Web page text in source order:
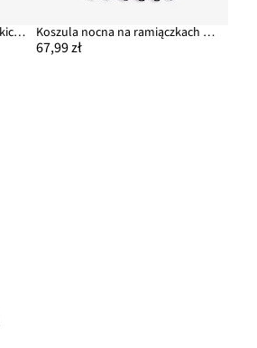
Krótka koszula nocna na wąskich ramiączkach Koszula nocna na ramiączkach z koronką
67,99 zł